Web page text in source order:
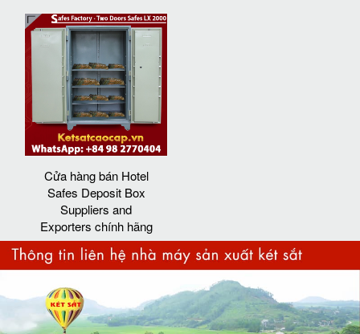
Cửa hàng bán Hotel
Safes Deposit Box
Suppliers and
Exporters chính hãng